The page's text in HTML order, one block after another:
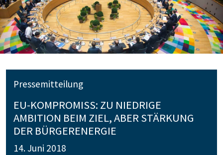
Pressemitteilung
EU-KOMPROMISS: ZU NIEDRIGE
AMBITION BEIM ZIEL, ABER STÄRKUNG
DER BÜRGERENERGIE
14. Juni 2018